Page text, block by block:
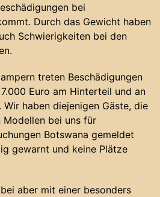
bei
Durch das Gewicht haben
Schwierigkeiten bei den
treten Beschädigungen
Euro am Hinterteil und an
Wir haben diejenigen Gäste, die
Modellen bei uns für
Botswana gemeldet
gewarnt und keine Plätze
aber mit einer besonders